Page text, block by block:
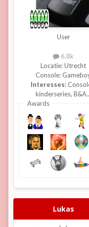
User
6,8k
Locatie:Utrecht
Console:
Interesses:
kinderseries,
Awards
Lukas